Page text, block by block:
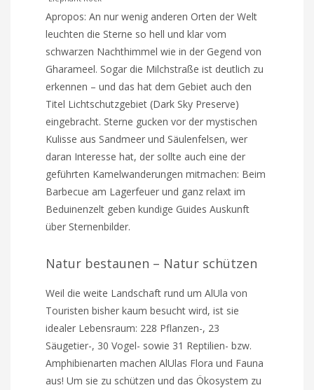
Apropos: An nur wenig anderen Orten der Welt
leuchten die Sterne so hell und klar vom
schwarzen Nachthimmel wie in der Gegend von
Ghara­meel. Sogar die Milchstraße ist deutlich zu
erkennen – und das hat dem Gebiet auch den
Titel Licht­schutzgebiet (Dark Sky Preserve)
eingebracht. Sterne gucken vor der mystischen
Kulisse aus Sandmeer und Säulenfelsen, wer
daran Interesse hat, der sollte auch eine der
geführten Kamelwanderungen mitmachen: Beim
Barbecue am Lagerfeuer und ganz relaxt im
Beduinenzelt geben kundige Guides Auskunft
über Sternenbilder.
Natur bestaunen – Natur schützen
Weil die weite Landschaft rund um AlUla von
Touristen bisher kaum besucht wird, ist sie
idealer Lebensraum: 228 Pflanzen-, 23
Säugetier-, 30 Vogel- sowie 31 Reptilien- bzw.
Amphibienarten machen AlUlas Flora und Fauna
aus! Um sie zu schützen und das Ökosystem zu